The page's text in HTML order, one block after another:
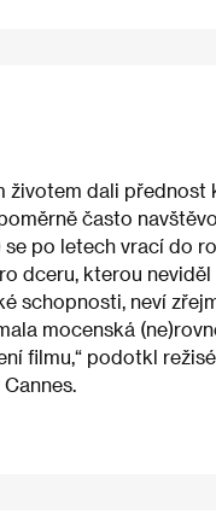
dali přednost
často
po letech vrací do
dceru, kterou
schopnosti, neví
mocenská
filmu,“ podotkl